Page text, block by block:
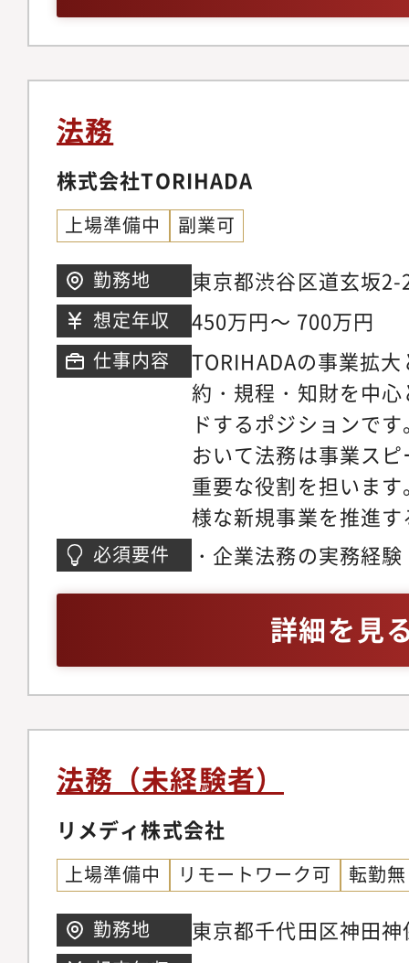
法務
株式会社TORIHADA
上場準備中 副業可
勤務地 東京都渋谷区道玄坂
想定年収 450万円～ 700万円
仕事内容
TORIHADAの事業拡
約・規程・知財を中
ドするポジションです。 エンタメビジ
おいて法務は事業ス
重要な役割を担います。 広告、IP、EC
様な新規事業を推進
整備と運用を主導してい
ンへのキャリアパス
務内容・各種契約書
契約管理体制の構築
TikTok Shop等）に関
ポート・社内規程の
運用管理・IPO準備に
SOX）関連業務のサ
標・著作権の管理・
章管理などのコーポ
護士との折衝・リー
業（弁護士・司法書
理など管理部門との
必須要件
・企業法務の実務経
基本的な法務業務の
外部士業との折衝・
詳細を見
法務（未経験者）
リメディ株式会社
上場準備中 リモートワーク可 転勤無
勤務地
東京都千代田区神田